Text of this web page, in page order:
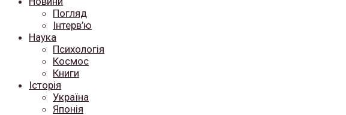
Погляд
Інтерв’ю
Наука
Психологія
Космос
Книги
Історія
Україна
Японія